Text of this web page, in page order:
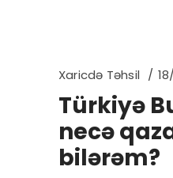
Xaricdə Təhsil
Türkiyə
necə
bilərəm?